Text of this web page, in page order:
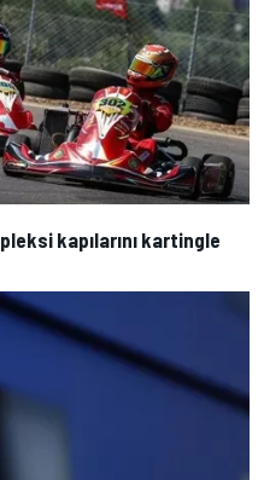
kapılarını kartingle